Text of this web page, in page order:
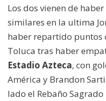
Los dos vienen de
similares en la ultima
haber repartido puntos
Toluca tras haber
Estadio Azteca, con
América y Brandon
lado el Rebaño